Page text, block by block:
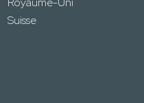
Suisse